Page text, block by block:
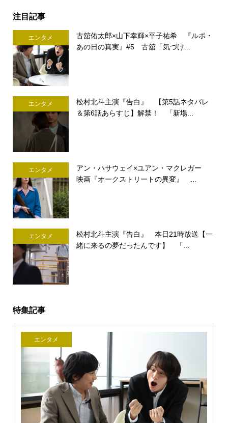
注目記事
エンタメ
古舘佑太郎×山下幸輝×平子祐希 『ルポ・
あの日の真実』#5 古舘「気づけ...
エンタメ
松村北斗主演『告白』 【第5話ネタバレ
＆第6話あらすじ】解禁！ 「新場...
エンタメ
アン・ハサウェイ×ユアン・マクレガー
映画『オークストリートの異変』 ...
エンタメ
松村北斗主演『告白』 本日21時放送【一
緒に来るの夢だったんです】 「...
特集記事
エンタメ